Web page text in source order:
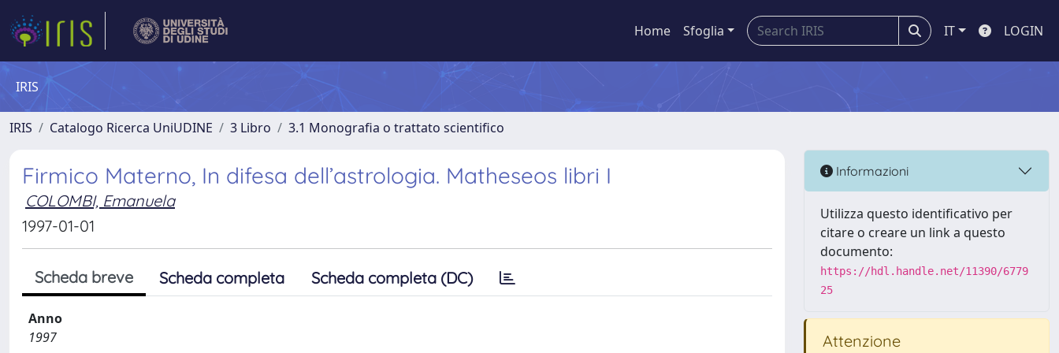
Home Sfoglia IT LOGIN
IRIS
IRIS Catalogo Ricerca UniUDINE 3 Libro 3.1 Monografia o trattato scientifico
Firmico Materno, In difesa dell’astrologia. Matheseos libri I
COLOMBI, Emanuela
1997-01-01
Scheda breve Scheda completa Scheda completa (DC)
Anno
1997
Informazioni
Utilizza questo identificativo per
citare o creare un link a questo
documento:
https://hdl.handle.net/11390/6779
25
Attenzione